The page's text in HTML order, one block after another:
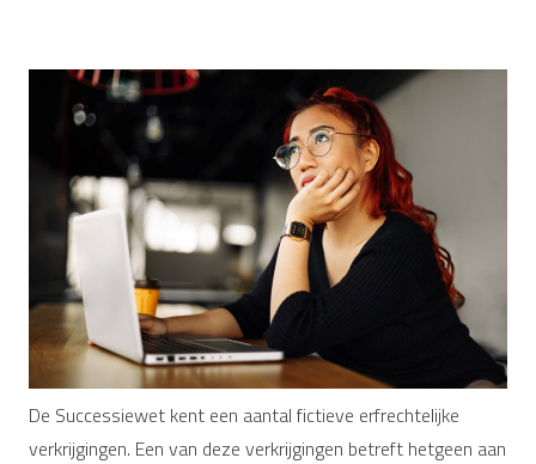
De Successiewet kent een aantal fictieve erfrechtelijke
verkrijgingen. Een van deze verkrijgingen betreft hetgeen aan